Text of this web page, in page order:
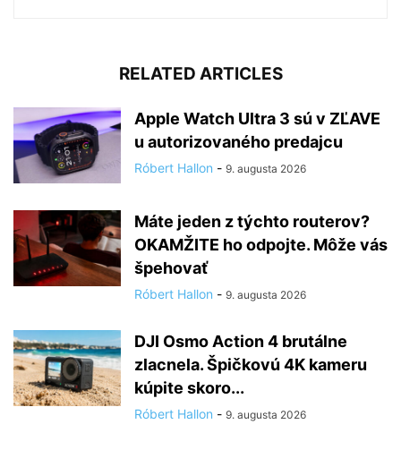
RELATED ARTICLES
Apple Watch Ultra 3 sú v ZĽAVE
u autorizovaného predajcu
Róbert Hallon - 9. augusta 2026
Máte jeden z týchto routerov?
OKAMŽITE ho odpojte. Môže vás
špehovať
Róbert Hallon - 9. augusta 2026
DJI Osmo Action 4 brutálne
zlacnela. Špičkovú 4K kameru
kúpite skoro...
Róbert Hallon - 9. augusta 2026